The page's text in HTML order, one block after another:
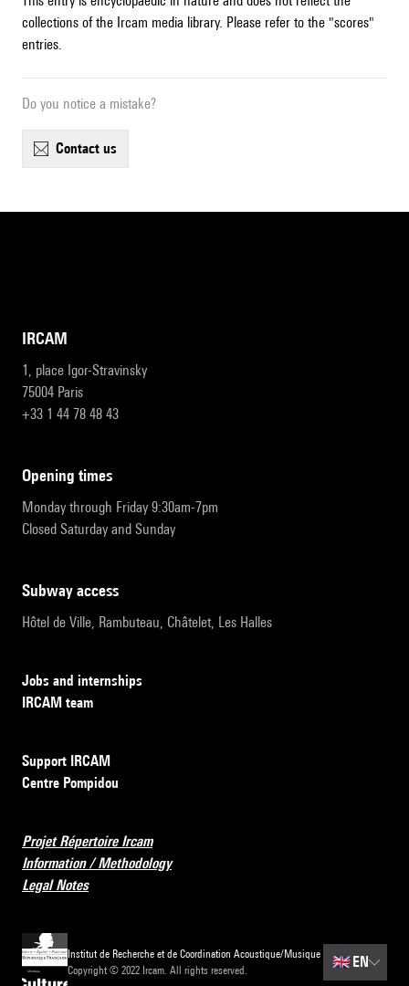
collections of the Ircam media library. Please refer to the "scores"
entries.
Do you notice a mistake?
contact us
IRCAM
1, place Igor-Stravinsky
75004 Paris
+33 1 44 78 48 43
opening times
Monday through Friday 9:30am-7pm
Closed Saturday and Sunday
subway access
Hôtel de Ville, Rambuteau, Châtelet, Les Halles
Jobs and internships
IRCAM team
Support IRCAM
Centre Pompidou
Projet Répertoire Ircam
Information / Methodology
Legal Notes
Institut de Recherche et de Coordination Acoustique/Musique
Copyright © 2022 Ircam. All rights reserved.
🇬🇧 EN